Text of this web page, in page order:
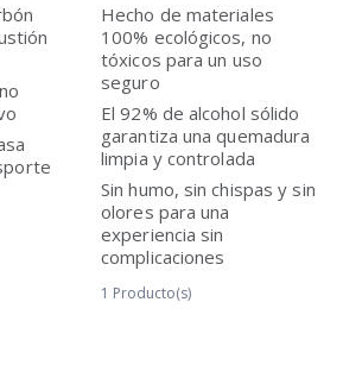
Hecho de materiales
100% ecológicos, no
tóxicos para un uso
seguro
El 92% de alcohol sólido
garantiza una quemadura
limpia y controlada
Sin humo, sin chispas y sin
olores para una
experiencia sin
complicaciones
1 Producto(s)